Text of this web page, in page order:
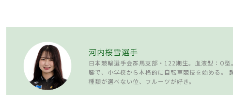
河内桜雪選手
日本競輪選手会群馬支部・122期生。血液型：O
響で、小学校から本格的に自転車競技を始める。
種類が選べない位、フルーツが好き。